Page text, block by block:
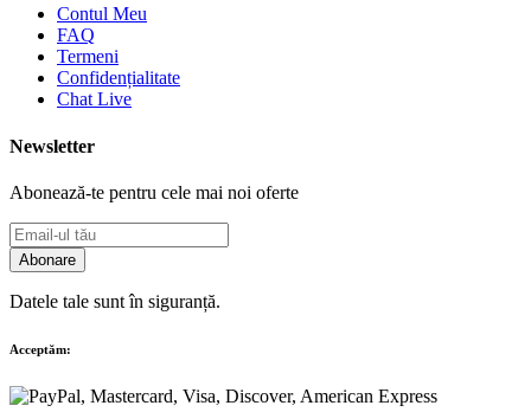
Contul Meu
FAQ
Termeni
Confidențialitate
Chat Live
Newsletter
Abonează-te pentru cele mai noi oferte
Abonare
Datele tale sunt în siguranță.
Acceptăm: